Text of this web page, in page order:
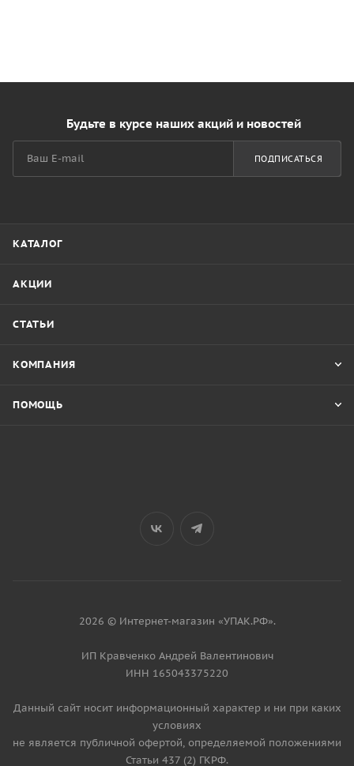
Будьте в курсе наших акций и новостей
ПОДПИСАТЬСЯ
КАТАЛОГ
АКЦИИ
СТАТЬИ
КОМПАНИЯ
ПОМОЩЬ
2026 © Интернет-магазин «УПАК.РФ».
ИП Кравченко Андрей Валентинович
ИНН 165043375220
Данный сайт носит информационный характер и ни при каких
условиях
не является публичной офертой, определяемой положениями
Статьи 437 (2) ГКРФ.